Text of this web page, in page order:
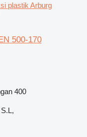
plastik Arburg
500-170
400